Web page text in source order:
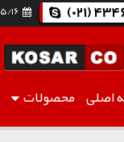
(021)
اصلی محصولات